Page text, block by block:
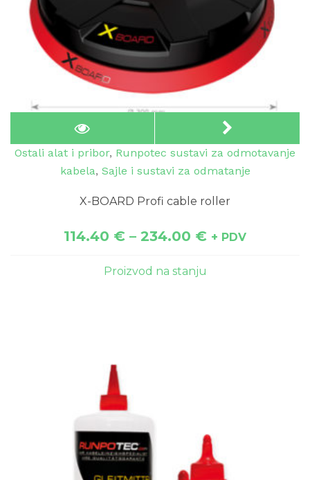
Ostali alat i pribor, Runpotec sustavi za odmotavanje
kabela, Sajle i sustavi za odmatanje
X-BOARD Profi cable roller
114.40 € – 234.00 € + PDV
Proizvod na stanju